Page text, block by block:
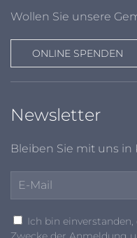
Wollen Sie unsere
ONLINE SPENDEN
Newsletter
Bleiben Sie mit uns in
Ich bin